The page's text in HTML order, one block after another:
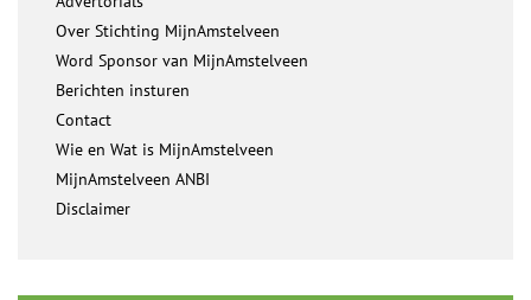
Over Stichting MijnAmstelveen
Word Sponsor van MijnAmstelveen
Berichten insturen
Contact
Wie en Wat is MijnAmstelveen
MijnAmstelveen ANBI
Disclaimer